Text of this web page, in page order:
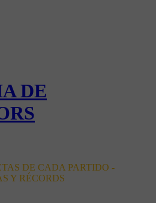
DE
DE CADA PARTIDO -
Y RÉCORDS